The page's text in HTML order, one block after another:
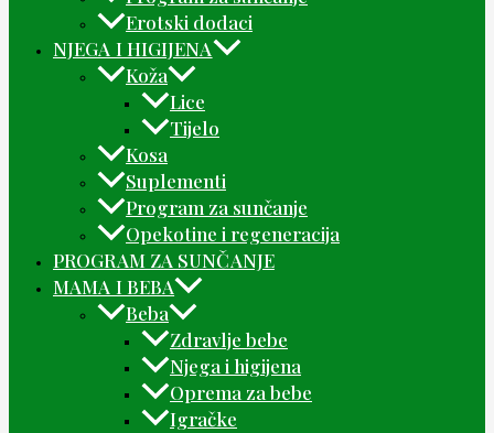
Erotski dodaci
NJEGA I HIGIJENA
Koža
Lice
Tijelo
Kosa
Suplementi
Program za sunčanje
Opekotine i regeneracija
PROGRAM ZA SUNČANJE
MAMA I BEBA
Beba
Zdravlje bebe
Njega i higijena
Oprema za bebe
Igračke